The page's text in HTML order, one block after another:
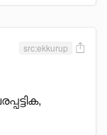
src:ekkurup